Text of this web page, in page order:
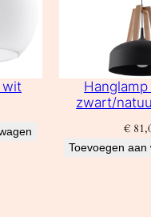
wit
Hanglamp
zwart/
€
Toevoegen aan